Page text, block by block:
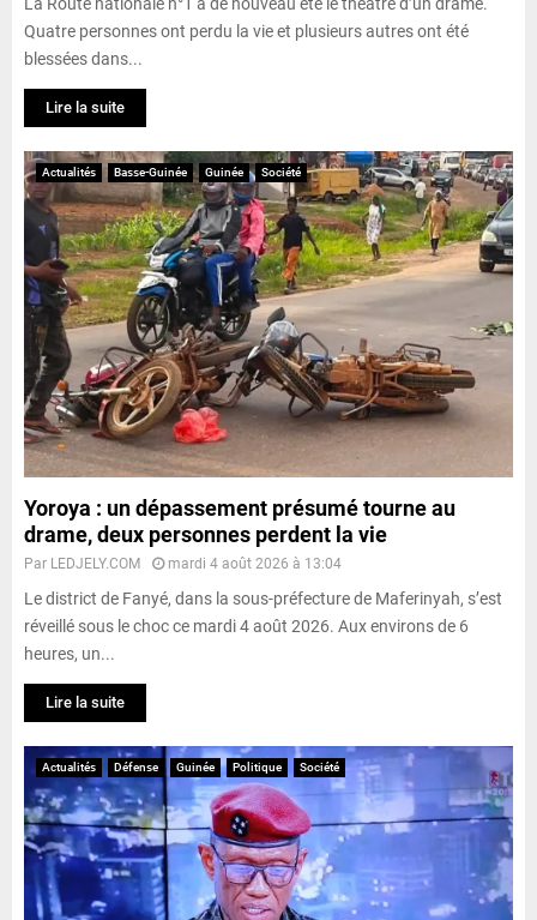
Quatre personnes ont perdu la vie et plusieurs autres ont été
blessées dans...
Lire la suite
Actualités Basse-Guinée Guinée Société
Yoroya : un dépassement présumé tourne au
drame, deux personnes perdent la vie
Par LEDJELY.COM mardi 4 août 2026 à 13:04
Le district de Fanyé, dans la sous-préfecture de Maferinyah, s’est
réveillé sous le choc ce mardi 4 août 2026. Aux environs de 6
heures, un...
Lire la suite
Actualités Défense Guinée Politique Société